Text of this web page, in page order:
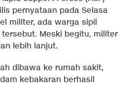
pernyataan pada Selasa
militer, ada warga sipil
Meski begitu, militer
lebih lanjut.
dibawa ke rumah sakit,
kebakaran berhasil